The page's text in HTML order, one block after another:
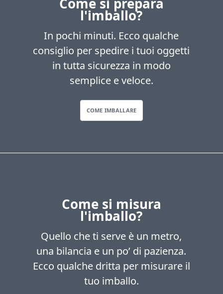
l'imballo?
In pochi minuti. Ecco qualche
consiglio per spedire i tuoi oggetti
in tutta sicurezza in modo
semplice e veloce.
COME IMBALLARE
Come si misura
l'imballo?
Quello che ti serve è un metro,
una bilancia e un po’ di pazienza.
Ecco qualche dritta per misurare il
tuo imballo.